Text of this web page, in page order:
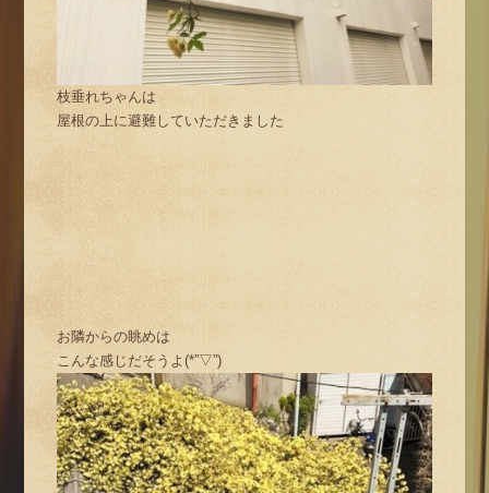
枝垂れちゃんは
屋根の上に避難していただきました
お隣からの眺めは
こんな感じだそうよ(*”▽”)